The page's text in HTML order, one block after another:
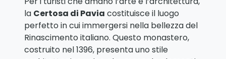
la Certosa di Pavia costituisce il luogo
perfetto in cui immergersi nella bellezza del
Rinascimento italiano. Questo monastero,
costruito nel 1396, presenta uno stile